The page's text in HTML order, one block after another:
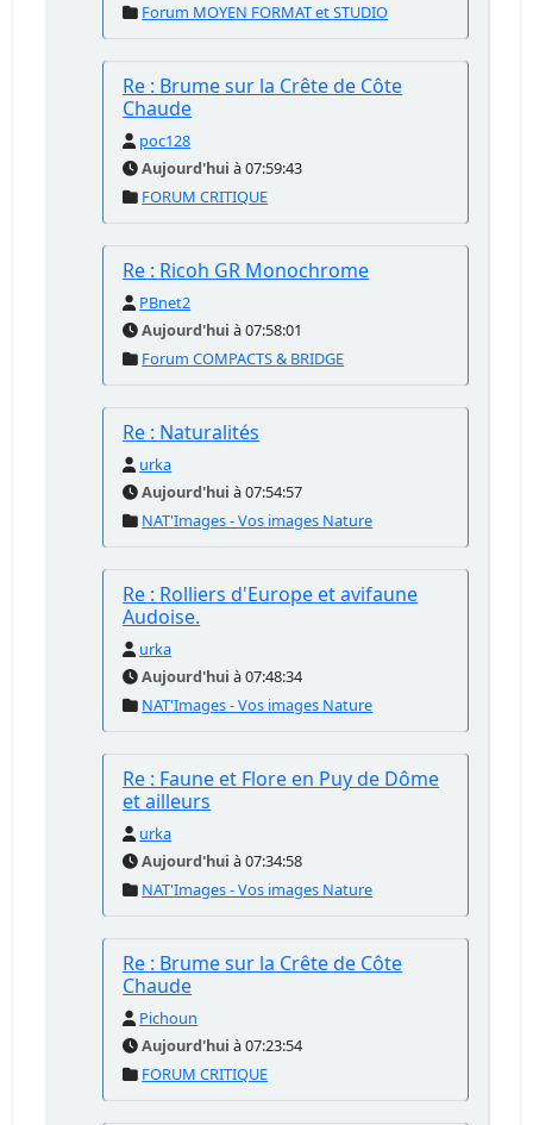
Forum MOYEN FORMAT et STUDIO
Re : Brume sur la Crête de Côte
Chaude
poc128
Aujourd'hui à 07:59:43
FORUM CRITIQUE
Re : Ricoh GR Monochrome
PBnet2
Aujourd'hui à 07:58:01
Forum COMPACTS & BRIDGE
Re : Naturalités
urka
Aujourd'hui à 07:54:57
NAT'Images - Vos images Nature
Re : Rolliers d'Europe et avifaune
Audoise.
urka
Aujourd'hui à 07:48:34
NAT'Images - Vos images Nature
Re : Faune et Flore en Puy de Dôme
et ailleurs
urka
Aujourd'hui à 07:34:58
NAT'Images - Vos images Nature
Re : Brume sur la Crête de Côte
Chaude
Pichoun
Aujourd'hui à 07:23:54
FORUM CRITIQUE